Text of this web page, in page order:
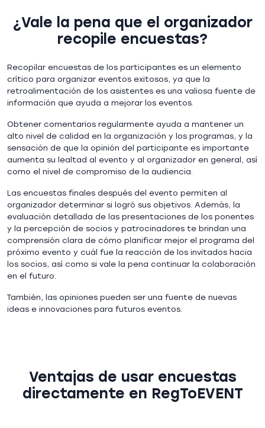
¿Vale la pena que el organizador
recopile encuestas?
Recopilar encuestas de los participantes es un elemento
crítico para organizar eventos exitosos, ya que la
retroalimentación de los asistentes es una valiosa fuente de
información que ayuda a mejorar los eventos.
Obtener comentarios regularmente ayuda a mantener un
alto nivel de calidad en la organización y los programas, y la
sensación de que la opinión del participante es importante
aumenta su lealtad al evento y al organizador en general, así
como el nivel de compromiso de la audiencia.
Las encuestas finales después del evento permiten al
organizador determinar si logró sus objetivos. Además, la
evaluación detallada de las presentaciones de los ponentes
y la percepción de socios y patrocinadores te brindan una
comprensión clara de cómo planificar mejor el programa del
próximo evento y cuál fue la reacción de los invitados hacia
los socios, así como si vale la pena continuar la colaboración
en el futuro.
También, las opiniones pueden ser una fuente de nuevas
ideas e innovaciones para futuros eventos.
Ventajas de usar encuestas
directamente en RegToEVENT